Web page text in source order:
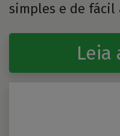
simples e de fácil
Leia